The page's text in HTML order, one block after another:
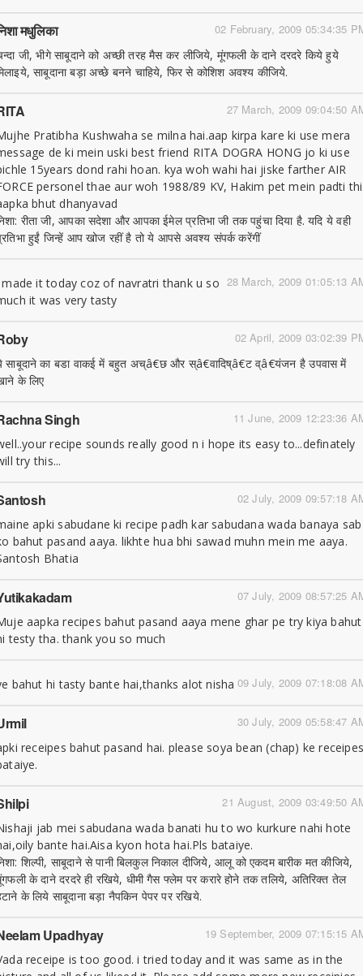
02 February, 2009 05:34:35
मधुलिका
जी, भीगे साबूदाने को अच्छी तरह मैस कर लीजिये, मूंगफली के दाने दरदरे किये हुये
साबूदाना बड़ा अच्छे बनने चाहिये, फिर से कोशिश अवश्य कीजिये.
27 March, 2009 09:04:50
Pratibha Kushwaha se milna hai.aap kirpa kare ki use mera
de ki mein uski best friend RITA DOGRA HONG jo ki use
15years dond rahi hoan. kya woh wahi hai jiske farther AIR
personel thae aur woh 1988/89 KV, Hakim pet mein padti
bhut dhanyavad
रीता जी, आपका सदेशा और आपका ईमेल प्रतिभा जी तक पहुंचा दिया है. यदि ये वही
हुईं जिन्हें आप खोज रहीं है तो ये आपसे अवश्य संपर्क करेंगीं
28 March, 2009 01:05:13
it today coz of navratri thank u so
it was very tasty
02 April, 2009 03:02:39
साबूदाने का बडा वाकई में बहुत अच्â€छ और स्â€वादिष्â€ट व्â€यंजन है उपवास में
के लिए
11 June, 2009 12:23:36
Singh
recipe sounds really good n i hope its easy to...definately
try this...
02 July, 2009 09:57:18
apki sabudane ki recipe padh kar sabudana wada banaya sab
bahut pasand aaya. likhte hua bhi sawad muhn mein me aaya.
Bhatia
07 July, 2009 08:57:25
aapka recipes bahut pasand aaya mene ghar pe try kiya bahut
testy tha. thank you so much
09 July, 2009 07:18:08
bahut hi tasty bante hai,thanks alot nisha
30 July, 2009 05:58:47
receipes bahut pasand hai. please soya bean (chap) ke
21 August, 2009 03:49:50
jab mei sabudana wada banati hu to wo kurkure nahi hote
bante hai.Aisa kyon hota hai.Pls bataiye.
शिल्पी, साबूदाने से पानी बिलकुल निकाल दीजिये, आलू को एकदम बारीक मत कीजिये,
के दाने दरदरे ही रखिये, धीमी गैस फ्लेम पर करारे होने तक तलिये, अतिरिक्त तेल
के लिये साबूदाना बड़ा नैपकिन पेपर पर रखिये.
19 September, 2009 07:15:15
Upadhyay
receipe is too good. i tried today and it was same as in the